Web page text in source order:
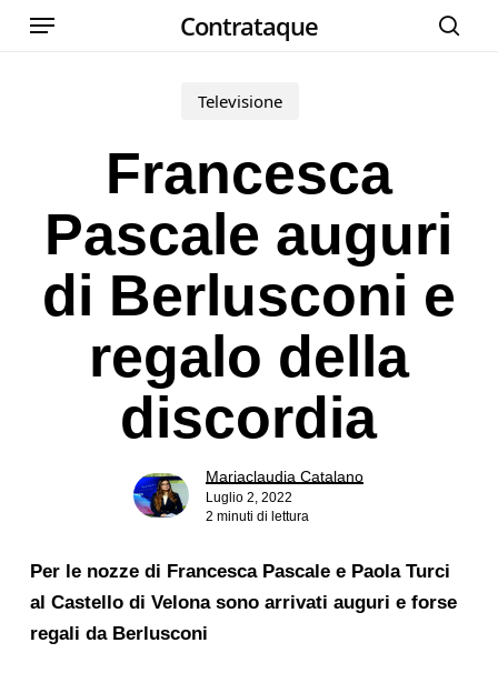
Skip
Contrataque
Menu
Televisione
Francesca
Pascale auguri
di Berlusconi e
regalo della
discordia
Mariaclaudia Catalano
Luglio 2, 2022
2 minuti di lettura
Per le nozze di Francesca Pascale e Paola Turci
al Castello di Velona sono arrivati auguri e forse
regali da Berlusconi